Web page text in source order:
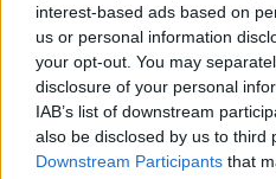
interest-based ads based on
us or personal information
your opt-out. You may
disclosure of your personal
IAB’s list of downstream
also be disclosed by us to third
Downstream Participants that
disponibles para su
Nos encantaría saber de ti
Si tienes alguna pregunta o
con nosotros, dirígete a